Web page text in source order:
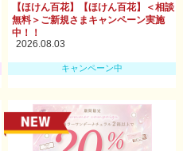
【ほけん百花】【ほけん百花】＜相談
無料＞ご新規さまキャンペーン実施
中！！
2026.08.03
キャンペーン中